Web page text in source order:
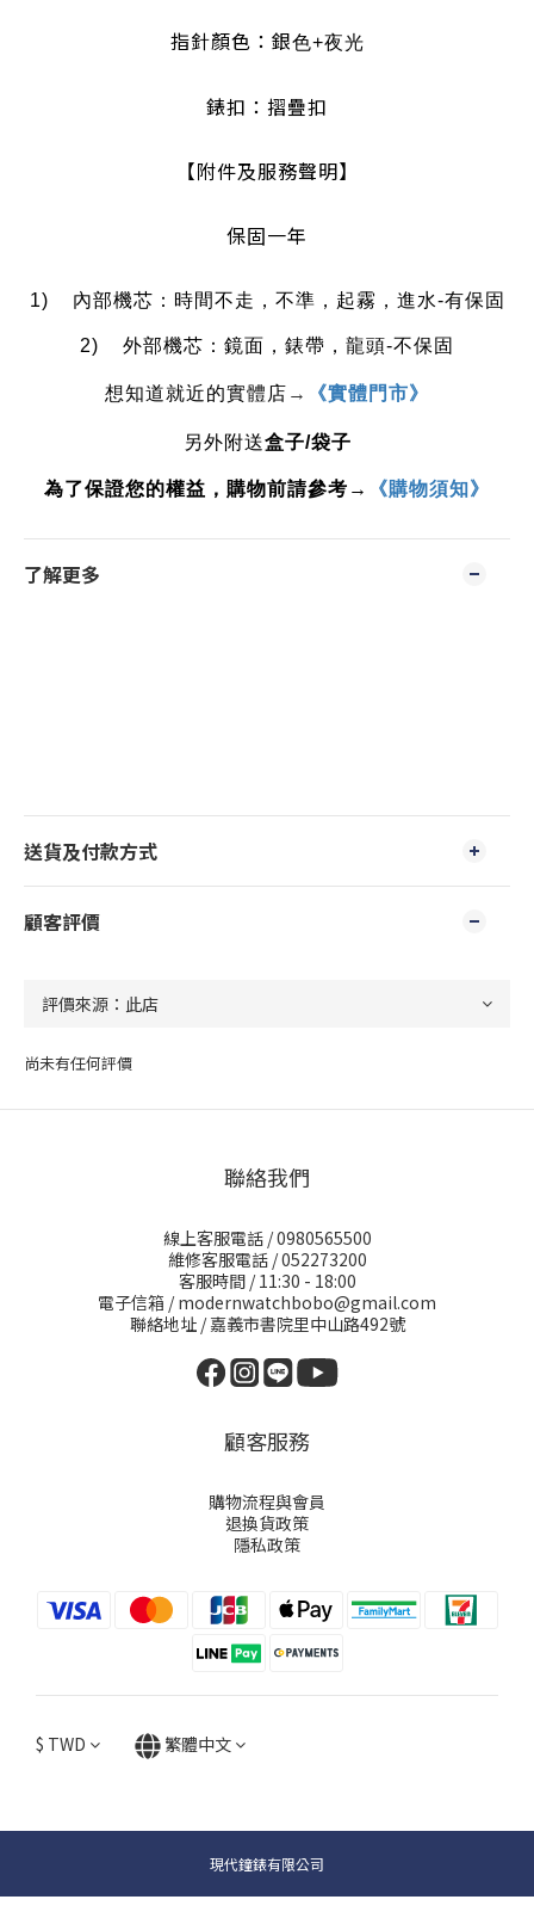
指針顏色：銀色+夜光
錶扣：摺疊扣
【附件及服務聲明】
保固一年
1) 內部機芯：時間不走，不準，起霧，進水-有保固
2) 外部機芯：鏡面，錶帶，龍頭-不保固
想知道就近的實體店 → 《實體門市》
另外附送盒子/袋子
為了保證您的權益，購物前請參考→ 《購物須知》
了解更多
送貨及付款方式
顧客評價
尚未有任何評價
聯絡我們
線上客服電話 / 0980565500
維修客服電話 / 052273200
客服時間 / 11:30 - 18:00
電子信箱 / modernwatchbobo@gmail.com
聯絡地址 / 嘉義市書院里中山路492號
顧客服務
購物流程與會員
退換貨政策
隱私政策
$ TWD 繁體中文
現代鐘錶有限公司